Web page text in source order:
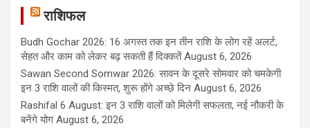
राशिफल
Budh Gochar 2026: 16 अगस्त तक इन तीन राशि के लोग रहें अलर्ट,
सेहत और काम को लेकर बढ़ सकती हैं दिक्कतें August 6, 2026
Sawan Second Somwar 2026: सावन के दूसरे सोमवार को चमकेगी
इन 3 राशि वालों की किस्मत, शुरू होंगे अच्छे दिन August 6, 2026
Rashifal 6 August: इन 3 राशि वालों को मिलेगी सफलता, नई नौकरी के
बनेंगे योग August 6, 2026